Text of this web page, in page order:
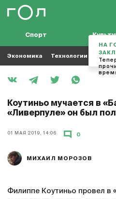
Спорт
Экономика Технологии Кино
Коутиньо мучается в
«Ливерпуле» он был
01 МАЯ 2019, 14:06
МИХАИЛ МОРОЗОВ
0
Филиппе Коутиньо провел в
НА